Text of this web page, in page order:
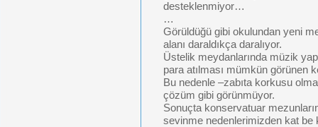
desteklenmiyor…
…
Görüldüğü gibi okulundan yeni
alanı daraldıkça daralıyor.
Üstelik meydanlarında müzik
para atılması mümkün görünen
Bu nedenle –zabıta korkusu
çözüm gibi görünmüyor.
Sonuçta konservatuar
sevinme nedenlerimizden kat be